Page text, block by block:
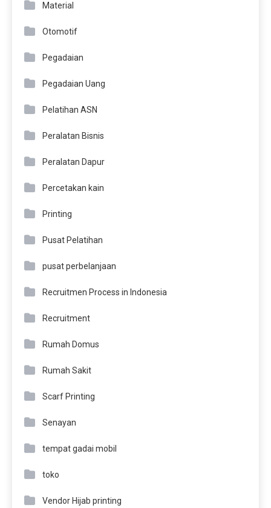
Material
Otomotif
Pegadaian
Pegadaian Uang
Pelatihan ASN
Peralatan Bisnis
Peralatan Dapur
Percetakan kain
Printing
Pusat Pelatihan
pusat perbelanjaan
Recruitmen Process in Indonesia
Recruitment
Rumah Domus
Rumah Sakit
Scarf Printing
Senayan
tempat gadai mobil
toko
Vendor Hijab printing